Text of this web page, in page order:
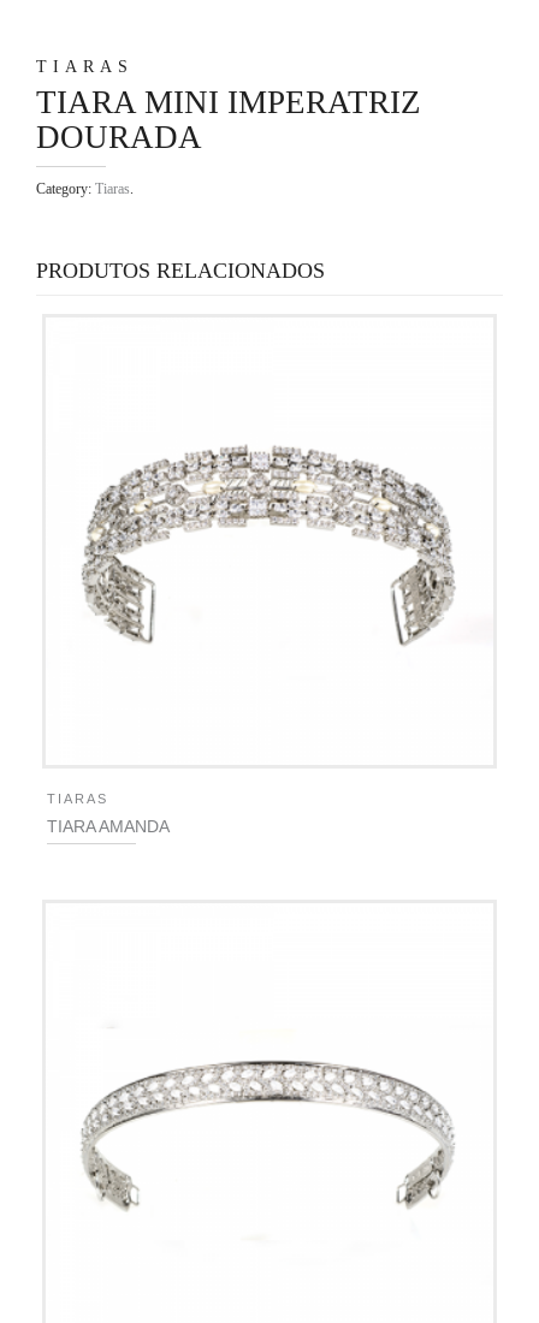
TIARAS
TIARA MINI IMPERATRIZ
DOURADA
Category: Tiaras
PRODUTOS RELACIONADOS
TIARAS
TIARA AMANDA